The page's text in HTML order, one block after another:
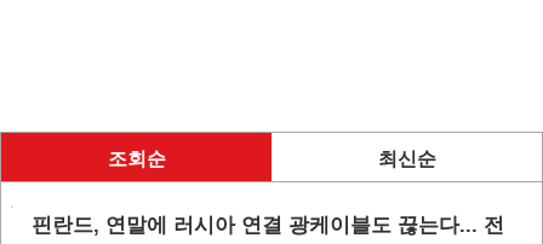
조회순 최신순
핀란드, 연말에 러시아 연결 광케이블도 끊는다... 전